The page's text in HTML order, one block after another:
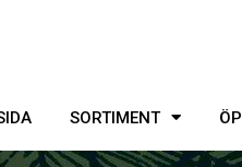
SORTIMENT